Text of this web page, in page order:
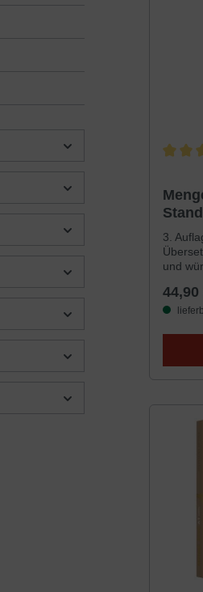
grau,
3.
und
eine
und
ist
44,90